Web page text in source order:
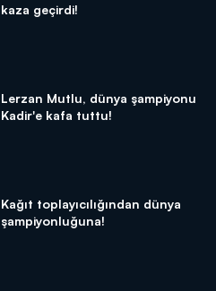
kaza geçirdi!
Lerzan Mutlu, dünya şampiyonu
Kadir'e kafa tuttu!
Kağıt toplayıcılığından dünya
şampiyonluğuna!